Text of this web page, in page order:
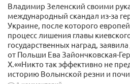
Владимир Зеленский своими
международный скандал из-за
Украине, после которого
процесс лишения главы
государственных наград,
от Польши Ева Зайончковская-
X.««Никто так эффективно не
историю Волынской резни и